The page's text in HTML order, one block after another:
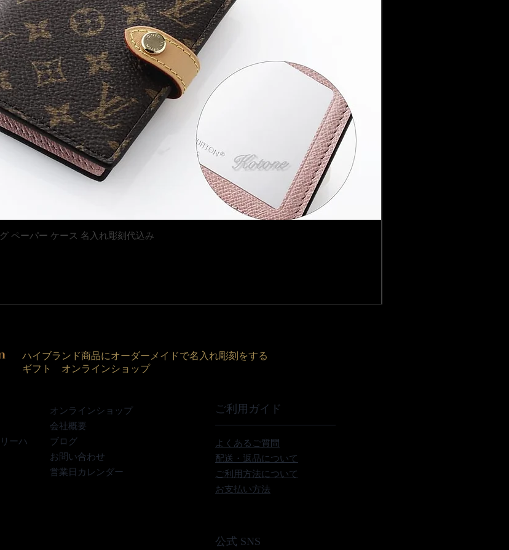
クイックビュー
ペーパー ケース 名入れ彫刻代込み
ハイブランド商品にオーダーメイドで名入れ彫刻をする
ギフト オンラインショップ
ーハ
オンラインショップ
会社概要
ブログ
お問い合わせ
営業日カレンダー
ご利用ガイド
よくあるご質問
配送・返品について
ご利用方法について
お支払い方法
公式 SNS